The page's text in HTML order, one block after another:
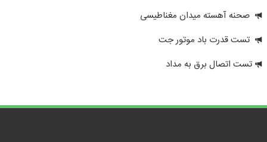
صحنه آهسته میدان مغناطیسی
تست قدرت باد موتور جت
تست اتصال برق به مداد